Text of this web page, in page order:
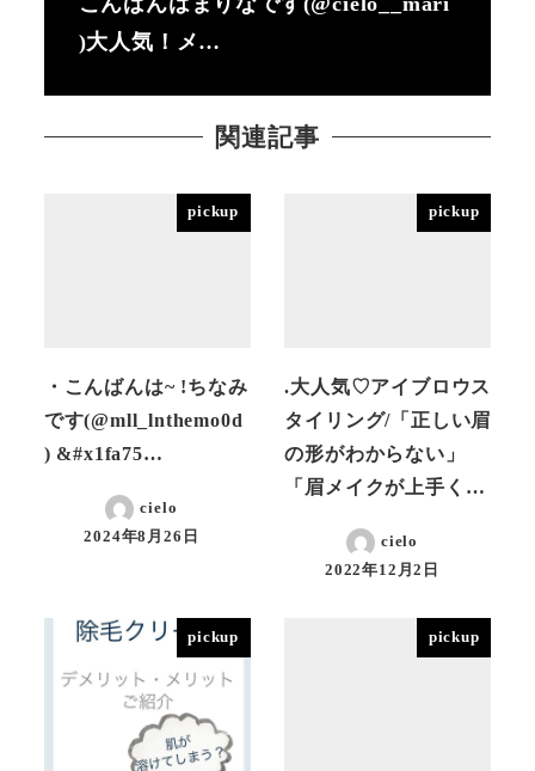
)大人気！メ…
関連記事
pickup
・こんばんは~ !ちなみ
です(@mll_lnthemo0d
) &#x1fa75…
cielo
投稿日
2024年8月26日
pickup
.大人気♡アイブロウス
タイリング/「正しい眉
の形がわからない」
「眉メイクが上手く…
cielo
投稿日
2022年12月2日
pickup pickup